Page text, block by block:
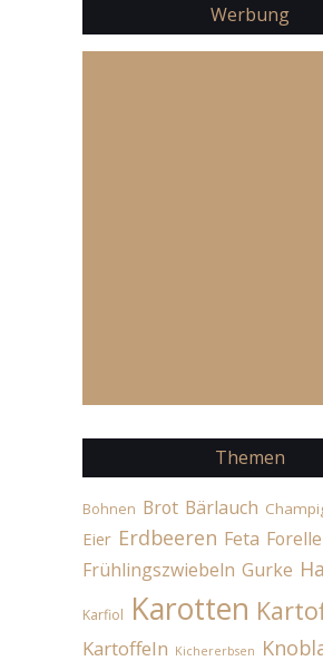
Werbung
Themen
Bohnen Brot Bärlauch
Eier Erdbeeren Feta Forelle
Frühlingszwiebeln Gurke
Karfiol Karotten
Kartoffeln Kichererbsen